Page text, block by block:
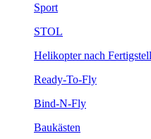
Sport
STOL
Helikopter nach
Ready-To-Fly
Bind-N-Fly
Baukästen